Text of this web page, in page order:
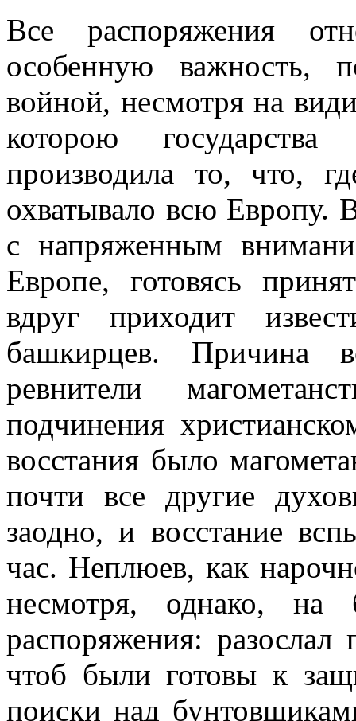
Все распоряжения
особенную важность,
войной, несмотря на
которою
производила то, что,
охватывало всю Европу.
с напряженным
Европе, готовясь
вдруг приходит
башкирцев. Причина
ревнители
подчинения
восстания было
почти все другие
заодно, и восстание
час. Неплюев, как
несмотря, однако, на
распоряжения:
чтоб были готовы к
поиски над